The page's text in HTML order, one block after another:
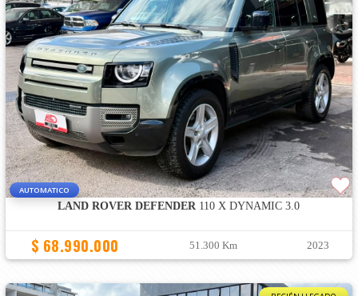
AUTOMATICO
LAND ROVER DEFENDER110 X DYNAMIC 3.0
$ 68.990.000 51.300 Km 2023